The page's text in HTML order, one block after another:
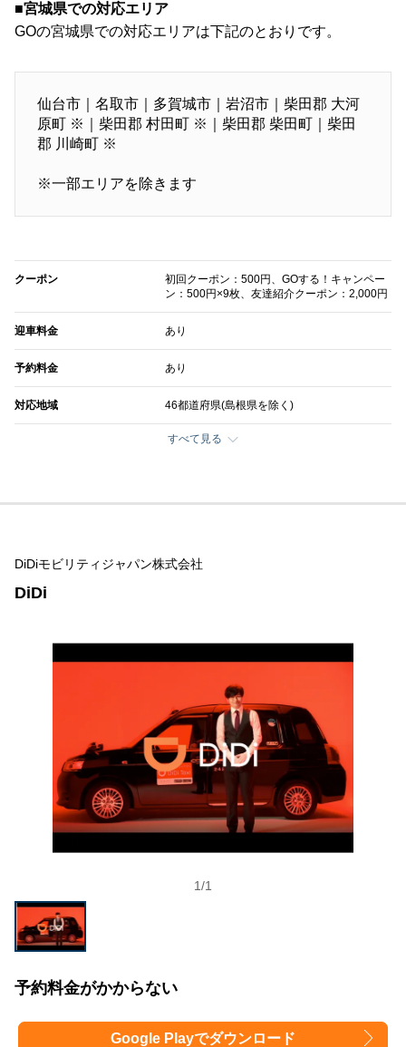
■宮城県での対応エリア
GOの宮城県での対応エリアは下記のとおりです。
仙台市｜名取市｜多賀城市｜岩沼市｜柴田郡 大河
原町 ※｜柴田郡 村田町 ※｜柴田郡 柴田町｜柴田
郡 川崎町 ※
※一部エリアを除きます
クーポン
初回クーポン：500円、GOする！キャンペー
ン：500円×9枚、友達紹介クーポン：2,000円
迎車料金 あり
予約料金 あり
対応地域 46都道府県(島根県を除く)
すべて見る
DiDiモビリティジャパン株式会社
DiDi
1/1
予約料金がかからない
Google Playでダウンロード